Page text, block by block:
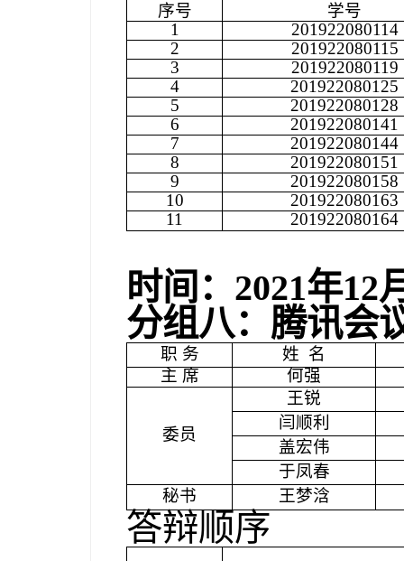
序号
学号
1
201922080114
2
201922080115
3
201922080119
4
201922080125
5
201922080128
6
201922080141
7
201922080144
8
201922080151
9
201922080158
10
201922080163
11
201922080164
时间： 2021年12
分组八：腾讯会
职 务 姓 名
主 席
何强
委员
王锐
闫顺利
盖宏伟
于凤春
秘书
王梦浛
答辩顺序